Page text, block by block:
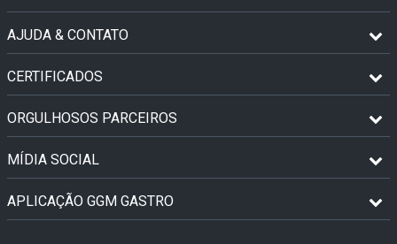
AJUDA & CONTATO
CERTIFICADOS
ORGULHOSOS PARCEIROS
MÍDIA SOCIAL
APLICAÇÃO GGM GASTRO